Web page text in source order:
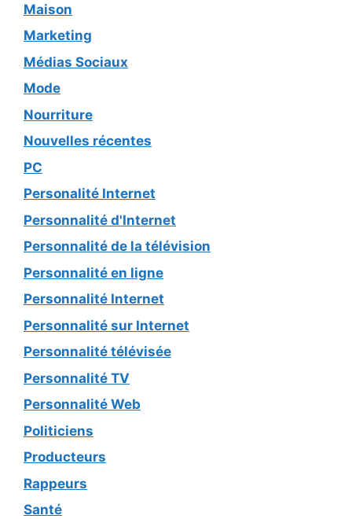
Maison
Marketing
Médias Sociaux
Mode
Nourriture
Nouvelles récentes
PC
Personalité Internet
Personnalité d'Internet
Personnalité de la télévision
Personnalité en ligne
Personnalité Internet
Personnalité sur Internet
Personnalité télévisée
Personnalité TV
Personnalité Web
Politiciens
Producteurs
Rappeurs
Santé